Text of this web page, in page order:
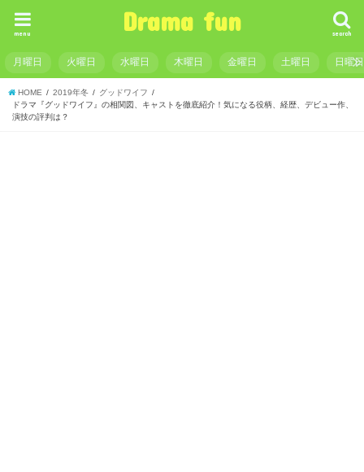
Drama fun search
menu
月曜日 火曜日 水曜日 木曜日 金曜日 土曜日 日曜日
HOME 2019年冬
グッドワイフ
ドラマ『グッドワイフ』の相関図、キャストを徹底紹介！気になる役柄、経歴、デビュー作、
演技の評判は？